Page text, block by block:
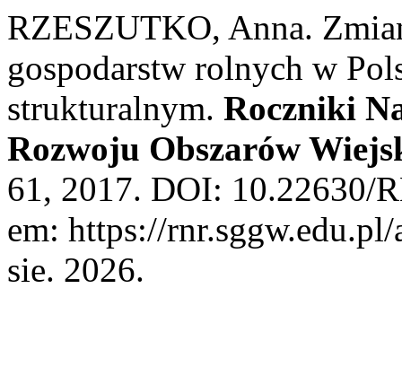
RZESZUTKO, Anna.
gospodarstw rolnych w
strukturalnym. Roczniki
Rozwoju Obszarów
61, 2017. DOI: 10.22630/
em: https://
sie. 2026.